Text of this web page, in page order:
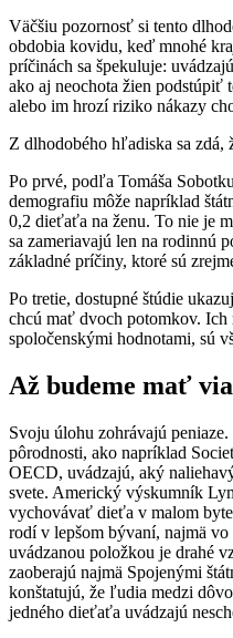
Väčšiu pozornosť si tento
obdobia kovidu, keď mnohé
príčinách sa špekuluje:
ako aj neochota žien podstúpiť
alebo im hrozí riziko nákazy
Z dlhodobého hľadiska sa zdá,
Po prvé, podľa Tomáša
demografiu môže napríklad
0,2 dieťaťa na ženu. To nie je
sa zameriavajú len na rodinnú
základné príčiny, ktoré sú
Po tretie, dostupné štúdie
chcú mať dvoch potomkov. Ich
spoločenskými hodnotami, sú
Až budeme mať
Svoju úlohu zohrávajú
pôrodnosti, ako napríklad
OECD, uvádzajú, aký
svete. Americký výskumník
vychovávať dieťa v malom
rodí v lepšom bývaní, najmä
uvádzanou položkou je drahé
zaoberajú najmä Spojenými
konštatujú, že ľudia medzi
jedného dieťaťa uvádzajú